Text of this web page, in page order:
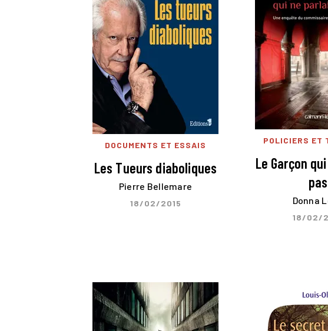
DOCUMENTS ET ESSAIS
Les Tueurs diaboliques
Pierre Bellemare
18/02/2015
POLICIERS ET
Le Garçon
pas
Donna
18/02/